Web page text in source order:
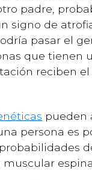
padre,
signo de
pasar el
que tienen
reciben
pueden
persona es